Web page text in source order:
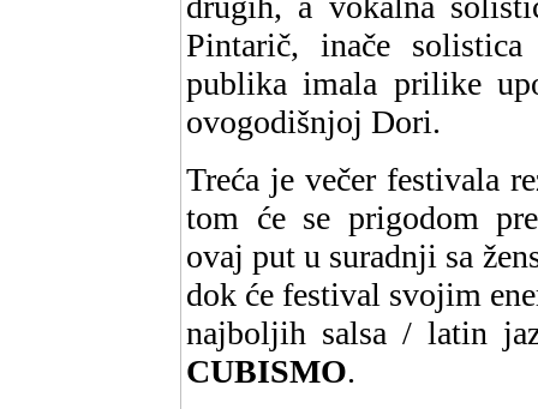
Pintarič, inače
publika imala prilike
ovogodišnjoj Dori.
Treća je večer festivala
tom će se prigodom
ovaj put u suradnji sa
dok će festival svojim
najboljih salsa / latin
CUBISMO.